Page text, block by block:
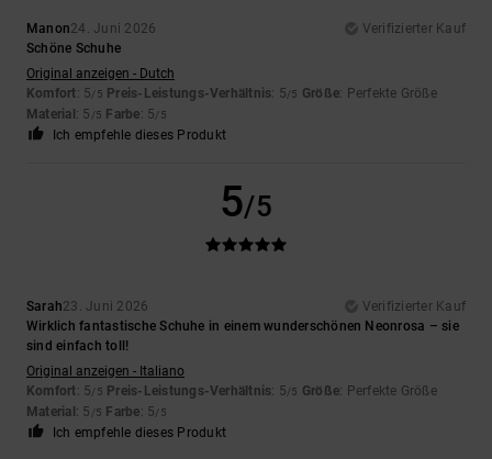
Manon24. Juni 2026
Verifizierter Kauf
Schöne Schuhe
Original anzeigen - Dutch
Komfort: 5/5 Preis-Leistungs-Verhältnis: 5/5 Größe: Perfekte Größe
Material: 5 /5 Farbe: 5/5
Ich empfehle dieses Produkt
5/5
Sarah23. Juni 2026
Verifizierter Kauf
Wirklich fantastische Schuhe in einem wunderschönen Neonrosa – sie
sind einfach toll!
Original anzeigen - Italiano
Komfort: 5/5 Preis-Leistungs-Verhältnis: 5/5 Größe: Perfekte Größe
Material: 5 /5 Farbe: 5/5
Ich empfehle dieses Produkt